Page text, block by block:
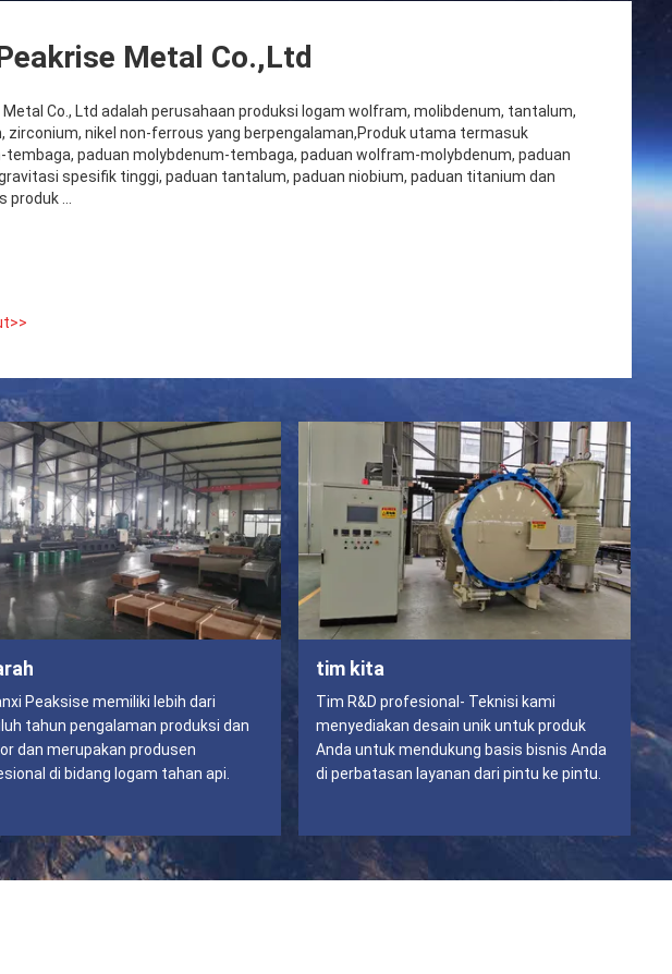
Metal Co.,Ltd
Metal Co., Ltd adalah perusahaan produksi logam wolfram, molibdenum, tantalum,
zirconium, nikel non-ferrous yang berpengalaman,Produk utama termasuk
paduan molybdenum-tembaga, paduan wolfram-molybdenum, paduan
spesifik tinggi, paduan tantalum, paduan niobium, paduan titanium dan
produk ...
Peaksise memiliki lebih dari
tahun pengalaman produksi dan
dan merupakan produsen
di bidang logam tahan api.
tim kita
Tim R&D profesional- Teknisi kami
menyediakan desain unik untuk produk
Anda untuk mendukung basis bisnis Anda
di perbatasan layanan dari pintu ke pintu.